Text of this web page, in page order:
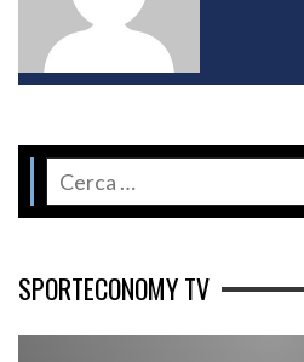
SPORTECONOMY TV